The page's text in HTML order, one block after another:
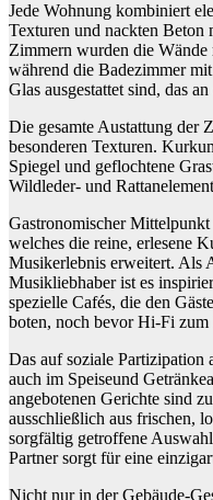
Jede Wohnung kombiniert
Texturen und nackten Beton
Zimmern wurden die
während die Badezimmer
Glas ausgestattet sind, das
Die gesamte Austattung der
besonderen Texturen.
Spiegel und geflochtene
Wildleder- und
Gastronomischer
welches die reine, erlesene
Musikerlebnis erweitert. Als
Musikliebhaber ist es
spezielle Cafés, die den
boten, noch bevor Hi-Fi zum
Das auf soziale Partizipation
auch im Speiseund
angebotenen Gerichte sind
ausschließlich aus frischen,
sorgfältig getroffene
Partner sorgt für eine
Nicht nur in der Gebäude-